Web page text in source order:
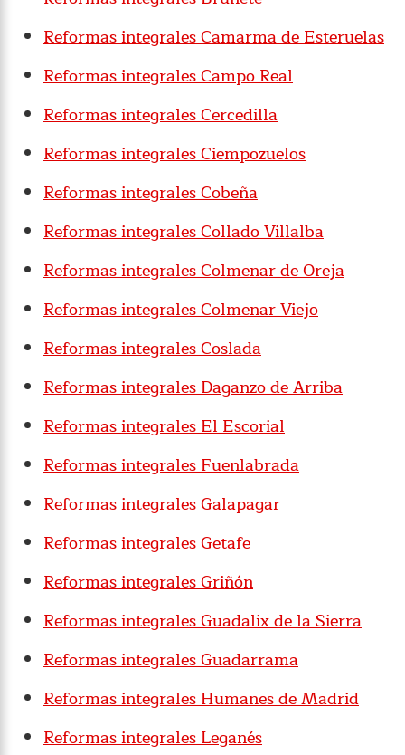
Reformas integrales Camarma de Esteruelas
Reformas integrales Campo Real
Reformas integrales Cercedilla
Reformas integrales Ciempozuelos
Reformas integrales Cobeña
Reformas integrales Collado Villalba
Reformas integrales Colmenar de Oreja
Reformas integrales Colmenar Viejo
Reformas integrales Coslada
Reformas integrales Daganzo de Arriba
Reformas integrales El Escorial
Reformas integrales Fuenlabrada
Reformas integrales Galapagar
Reformas integrales Getafe
Reformas integrales Griñón
Reformas integrales Guadalix de la Sierra
Reformas integrales Guadarrama
Reformas integrales Humanes de Madrid
Reformas integrales Leganés